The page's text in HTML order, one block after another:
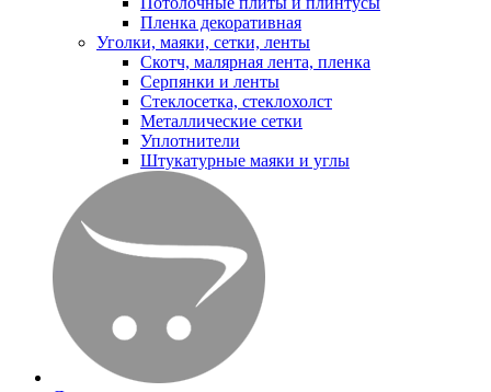
Пленка декоративная
Уголки, маяки, сетки, ленты
Скотч, малярная лента, пленка
Серпянки и ленты
Стеклосетка, стеклохолст
Металлические сетки
Уплотнители
Штукатурные маяки и углы